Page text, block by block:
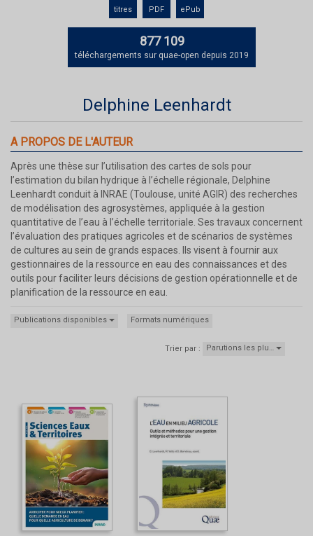
titres PDF ePub
877 109
téléchargements sur quae-open depuis 2019
Delphine Leenhardt
A PROPOS DE L'AUTEUR
Après une thèse sur l’utilisation des cartes de sols pour
l’estimation du bilan hydrique à l’échelle régionale, Delphine
Leenhardt conduit à INRAE (Toulouse, unité AGIR) des recherches
de modélisation des agrosystèmes, appliquée à la gestion
quantitative de l’eau à l’échelle territoriale. Ses travaux concernent
l’évaluation des pratiques agricoles et de scénarios de systèmes
de cultures au sein de grands espaces. Ils visent à fournir aux
gestionnaires de la ressource en eau des connaissances et des
outils pour faciliter leurs décisions de gestion opérationnelle et de
planification de la ressource en eau.
Publications disponibles Formats numériques
Trier par : Parutions les plu…